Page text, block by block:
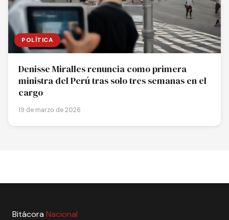
POLÍTICA
Denisse Miralles renuncia como primera
ministra del Perú tras solo tres semanas en el
cargo
19 de marzo de 2026
Bitácora Nacional